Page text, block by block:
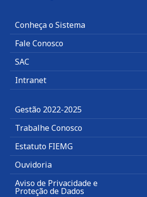
Conheça o Sistema
Fale Conosco
SAC
Intranet
Gestão 2022-2025
Trabalhe Conosco
Estatuto FIEMG
Ouvidoria
Aviso de Privacidade e
Proteção de Dados